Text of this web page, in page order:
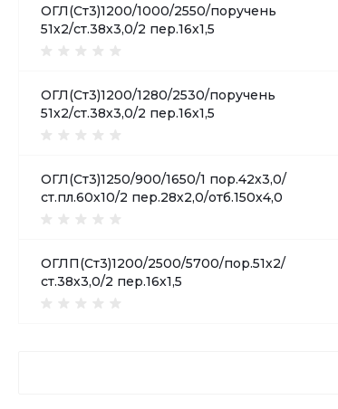
ОГЛ(Ст3)1200/1000/2550/поручень
51х2/ст.38х3,0/2 пер.16х1,5
ОГЛ(Ст3)1200/1280/2530/поручень
51х2/ст.38х3,0/2 пер.16х1,5
ОГЛ(Ст3)1250/900/1650/1 пор.42х3,0/
ст.пл.60х10/2 пер.28х2,0/отб.150х4,0
ОГЛП(Ст3)1200/2500/5700/пор.51х2/
ст.38х3,0/2 пер.16х1,5